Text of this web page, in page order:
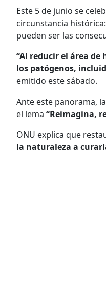
Este 5 de junio se
circunstancia
pueden ser las
“Al reducir el área
los patógenos,
emitido este sábado.
Ante este panorama,
el lema “Reimagina,
ONU explica que
la naturaleza a